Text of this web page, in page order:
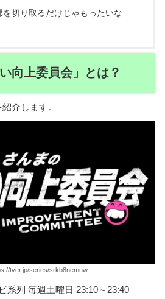
を切り取るだけじゃもったいな
向上委員会」とは？
介します。
tver.jp/series/srkb8nemuw
系列 毎週土曜日 23:10～23:40